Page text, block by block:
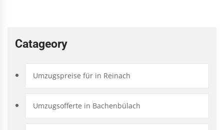
Catageory
Umzugspreise für in Reinach
Umzugsofferte in Bachenbülach